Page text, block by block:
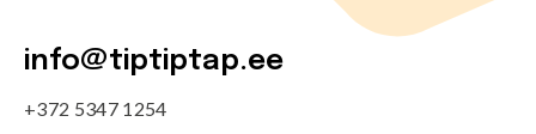
info@tiptiptap.ee
+372 5347 1254